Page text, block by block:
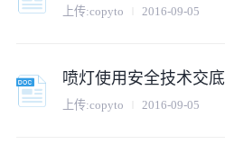
上传:copyto 2016-09-05
喷灯使用安全技术交底
上传:copyto 2016-09-05